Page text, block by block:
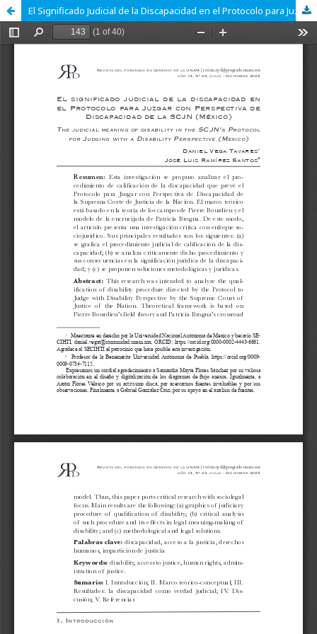
El Significado Judicial de la Discapacidad en el Protocolo para Juzgar con Perspectiva de Discapacidad de la SCJN (México